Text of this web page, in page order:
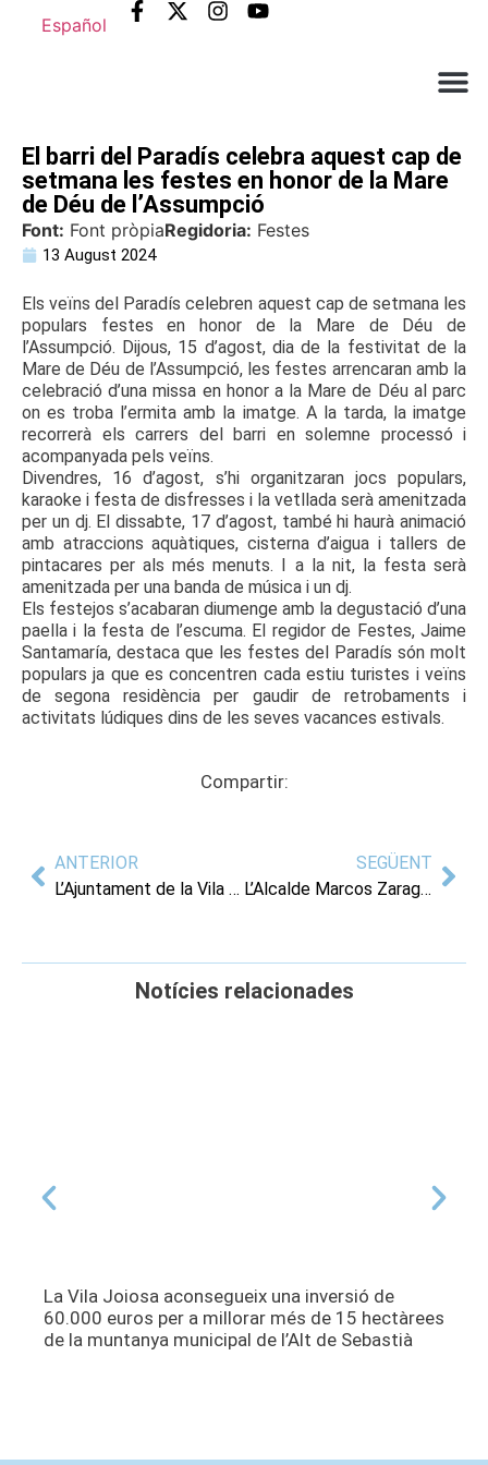
Español
El barri del Paradís celebra aquest cap de
setmana les festes en honor de la Mare
de Déu de l’Assumpció
Font: Font pròpiaRegidoria: Festes
13 August 2024
Els veïns del Paradís celebren aquest cap de setmana les
populars festes en honor de la Mare de Déu de
l’Assumpció. Dijous, 15 d’agost, dia de la festivitat de la
Mare de Déu de l’Assumpció, les festes arrencaran amb la
celebració d’una missa en honor a la Mare de Déu al parc
on es troba l’ermita amb la imatge. A la tarda, la imatge
recorrerà els carrers del barri en solemne processó i
acompanyada pels veïns.
Divendres, 16 d’agost, s’hi organitzaran jocs populars,
karaoke i festa de disfresses i la vetllada serà amenitzada
per un dj. El dissabte, 17 d’agost, també hi haurà animació
amb atraccions aquàtiques, cisterna d’aigua i tallers de
pintacares per als més menuts. I a la nit, la festa serà
amenitzada per una banda de música i un dj.
Els festejos s’acabaran diumenge amb la degustació d’una
paella i la festa de l’escuma. El regidor de Festes, Jaime
Santamaría, destaca que les festes del Paradís són molt
populars ja que es concentren cada estiu turistes i veïns
de segona residència per gaudir de retrobaments i
activitats lúdiques dins de les seves vacances estivals.
Compartir:
ANTERIOR
L’Ajuntament de la Vila Joiosa i l’associació de venedors del Mercat signen un conveni de col·laboració per gestionar les instal·lacions del mercat municipal
SEGÜENT
L’Alcalde Marcos Zaragoza rep els xiquets i xiquetes sahrauís que estan passant les vacances d’estiu a municipis de la província
Notícies relacionades
La Vila Joiosa aconsegueix una inversió de
60.000 euros per a millorar més de 15 hectàrees
de la muntanya municipal de l’Alt de Sebastià